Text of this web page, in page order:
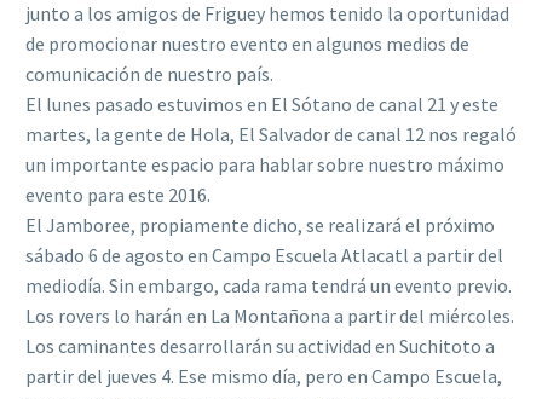
junto a los amigos de Friguey hemos tenido la oportunidad
de promocionar nuestro evento en algunos medios de
comunicación de nuestro país.
El lunes pasado estuvimos en El Sótano de canal 21 y este
martes, la gente de Hola, El Salvador de canal 12 nos regaló
un importante espacio para hablar sobre nuestro máximo
evento para este 2016.
El Jamboree, propiamente dicho, se realizará el próximo
sábado 6 de agosto en Campo Escuela Atlacatl a partir del
mediodía. Sin embargo, cada rama tendrá un evento previo.
Los rovers lo harán en La Montañona a partir del miércoles.
Los caminantes desarrollarán su actividad en Suchitoto a
partir del jueves 4. Ese mismo día, pero en Campo Escuela,